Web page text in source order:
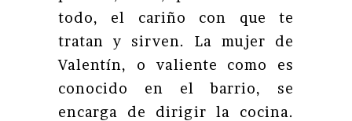
todo, el cariño con que te
tratan y sirven. La mujer de
Valentín, o valiente como es
conocido en el barrio, se
encarga de dirigir la cocina.